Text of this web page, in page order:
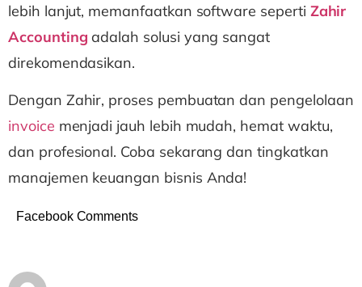
lebih lanjut, memanfaatkan software seperti Zahir
Accounting adalah solusi yang sangat
direkomendasikan.
Dengan Zahir, proses pembuatan dan pengelolaan
invoice menjadi jauh lebih mudah, hemat waktu,
dan profesional. Coba sekarang dan tingkatkan
manajemen keuangan bisnis Anda!
Facebook Comments